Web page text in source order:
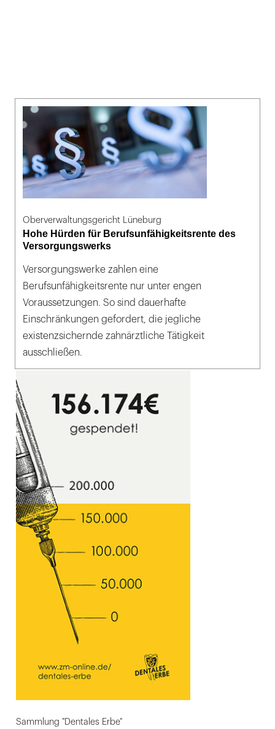
Oberverwaltungsgericht Lüneburg
Hohe Hürden für Berufsunfähigkeitsrente des
Versorgungswerks
Versorgungswerke zahlen eine
Berufsunfähigkeitsrente nur unter engen
Voraussetzungen. So sind dauerhafte
Einschränkungen gefordert, die jegliche
existenzsichernde zahnärztliche Tätigkeit
ausschließen.
Sammlung "Dentales Erbe"